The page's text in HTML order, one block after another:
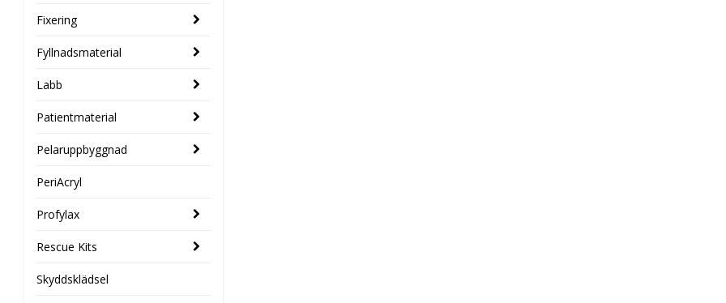
Fixering
Fyllnadsmaterial
Labb
Patientmaterial
Pelaruppbyggnad
PeriAcryl
Profylax
Rescue Kits
Skyddsklädsel